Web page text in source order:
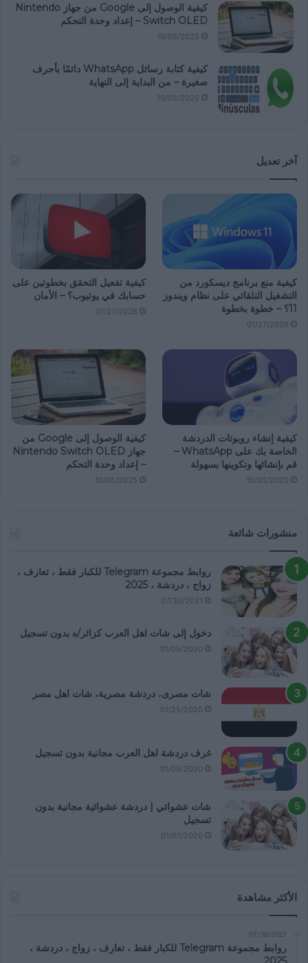
كيفية الوصول إلى Google من جهاز Nintendo
Switch OLED – إعداد وحدة التحكم
10/05/2025
كيفية كتابة رسائل WhatsApp دائمًا بأحرف
صغيرة – من البداية إلى النهاية
10/05/2025
آخر تعديل
كيفية منع برنامج ديسكورد من
التشغيل التلقائي على نظام ويندوز
11؟ – خطوة بخطوة
01/27/2026
كيفية تفعيل التحقق بخطوتين على
حسابك في يوتيوب؟ – الأمان
01/27/2026
كيفية إنشاء روبوتات الدردشة
الخاصة بك على WhatsApp –
قم بإنشائها وتكوينها بسهولة
10/05/2025
كيفية الوصول إلى Google من
جهاز Nintendo Switch OLED
– إعداد وحدة التحكم
10/05/2025
منشورات شائعة
روابط مجموعة Telegram للكبار فقط ، تعارف ،
زواج ، دردشة ، 2025
07/30/2021
دخول إلى شات اهل العرب كزائر/ه بدون تسجيل
01/05/2020
شات مصرى، دردشة مصرية، شات اهل مصر
01/25/2020
غرف دردشة اهل العرب مجانية بدون تسجيل
01/05/2020
شات عشوائي | دردشة عشوائية مجانية بدون
تسجيل
01/07/2020
الأكثر مشاهدة
07/30/2021
روابط مجموعة Telegram للكبار فقط ، تعارف ، زواج ، دردشة ،